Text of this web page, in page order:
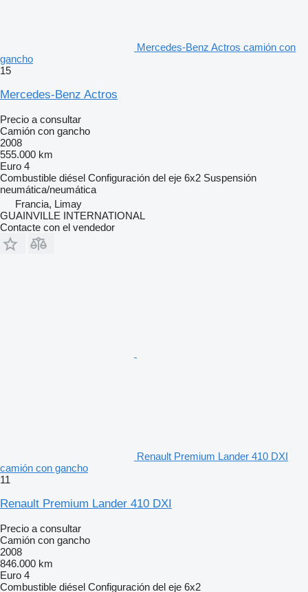
Mercedes-Benz Actros camión con
gancho
15
Mercedes-Benz Actros
Precio a consultar
Camión con gancho
2008
555.000 km
Euro 4
Combustible diésel Configuración del eje 6x2 Suspensión
neumática/neumática
Francia, Limay
GUAINVILLE INTERNATIONAL
Contacte con el vendedor
Renault Premium Lander 410 DXI
camión con gancho
11
Renault Premium Lander 410 DXI
Precio a consultar
Camión con gancho
2008
846.000 km
Euro 4
Combustible diésel Configuración del eje 6x2